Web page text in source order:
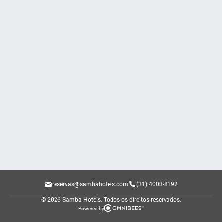
reservas@sambahoteis.com (31) 4003-8192
© 2026 Samba Hoteis. Todos os direitos reservados.
Powered by